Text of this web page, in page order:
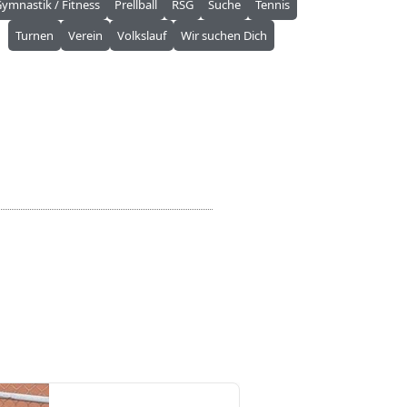
/ Fitness Prellball RSG Suche
Tennis
Turnen
Verein Volkslauf Wir suchen Dich